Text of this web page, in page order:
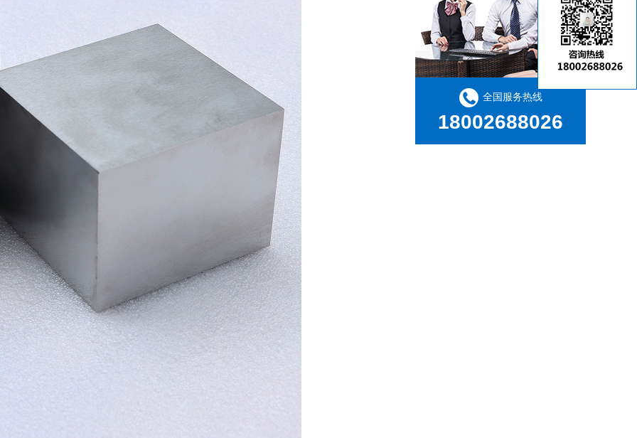
全国服务热线
18002688026